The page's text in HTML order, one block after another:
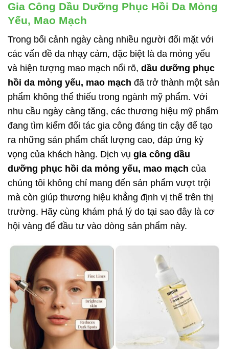
Gia Công Dầu Dưỡng Phục Hồi Da Mỏng
Yếu, Mao Mạch
Trong bối cảnh ngày càng nhiều người đối mặt với
các vấn đề da nhạy cảm, đặc biệt là da mỏng yếu
và hiện tượng mao mạch nổi rõ, dầu dưỡng phục
hồi da mỏng yếu, mao mạch đã trở thành một sản
phẩm không thể thiếu trong ngành mỹ phẩm. Với
nhu cầu ngày càng tăng, các thương hiệu mỹ phẩm
đang tìm kiếm đối tác gia công đáng tin cậy để tạo
ra những sản phẩm chất lượng cao, đáp ứng kỳ
vọng của khách hàng. Dịch vụ gia công dầu
dưỡng phục hồi da mỏng yếu, mao mạch của
chúng tôi không chỉ mang đến sản phẩm vượt trội
mà còn giúp thương hiệu khẳng định vị thế trên thị
trường. Hãy cùng khám phá lý do tại sao đây là cơ
hội vàng để đầu tư vào dòng sản phẩm này.